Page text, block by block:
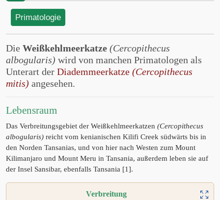
Primatologie
Die Weißkehlmeerkatze (Cercopithecus
albogularis) wird von manchen Primatologen als
Unterart der Diademmeerkatze (Cercopithecus
mitis) angesehen.
Lebensraum
Das Verbreitungsgebiet der Weißkehlmeerkatzen (Cercopithecus
albogularis) reicht vom kenianischen Kilifi Creek südwärts bis in
den Norden Tansanias, und von hier nach Westen zum Mount
Kilimanjaro und Mount Meru in Tansania, außerdem leben sie auf
der Insel Sansibar, ebenfalls Tansania [1].
Verbreitung